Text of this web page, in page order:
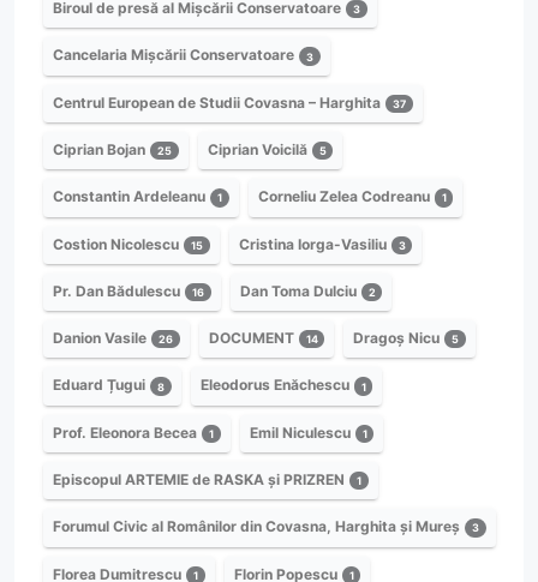
Biroul de presă al Mișcării Conservatoare 3
Cancelaria Mișcării Conservatoare 3
Centrul European de Studii Covasna – Harghita 37
Ciprian Bojan 25 Ciprian Voicilă 5
Constantin Ardeleanu 1 Corneliu Zelea Codreanu 1
Costion Nicolescu 15 Cristina Iorga-Vasiliu 3
Pr. Dan Bădulescu 16 Dan Toma Dulciu 2
Danion Vasile 26 DOCUMENT 14 Dragoș Nicu 5
Eduard Țugui 8 Eleodorus Enăchescu 1
Prof. Eleonora Becea 1 Emil Niculescu 1
Episcopul ARTEMIE de RASKA și PRIZREN 1
Forumul Civic al Românilor din Covasna, Harghita și Mureș 3
Florea Dumitrescu 1 Florin Popescu 1